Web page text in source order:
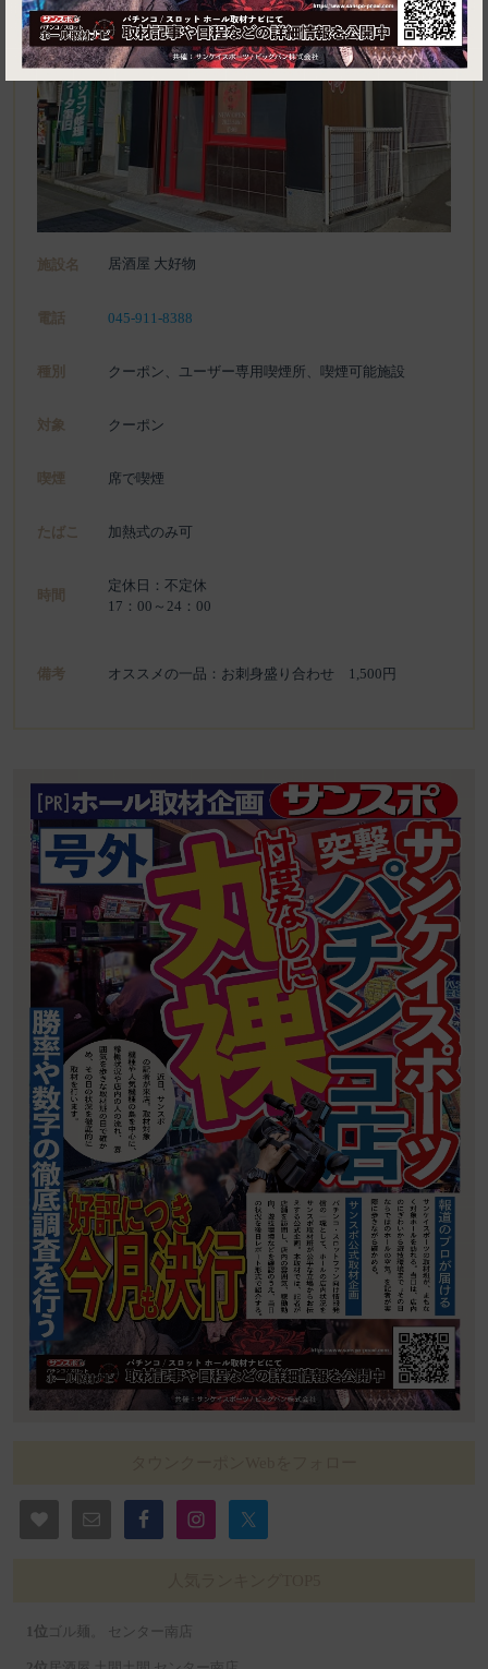
施設名 居酒屋 大好物
電話 045-911-8388
種別 クーポン、ユーザー専用喫煙所、喫煙可能施設
対象 クーポン
喫煙 席で喫煙
たばこ 加熱式のみ可
時間
定休日：不定休
17：00～24：00
備考 オススメの一品：お刺身盛り合わせ 1,500円
ゴル麺。 センター南店